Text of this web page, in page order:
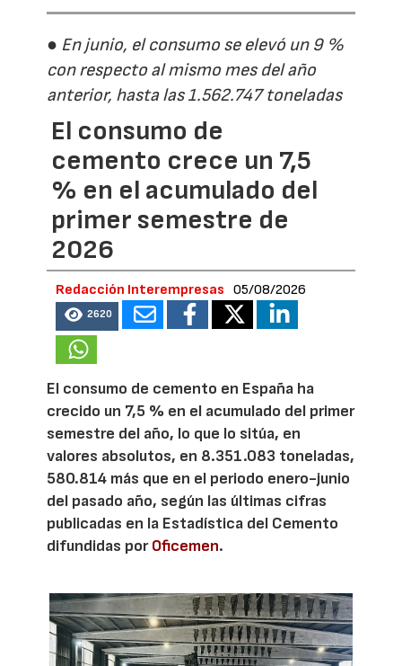
● En junio, el consumo se elevó un 9 %
con respecto al mismo mes del año
anterior, hasta las 1.562.747 toneladas
El consumo de
cemento crece un 7,5
% en el acumulado del
primer semestre de
2026
Redacción Interempresas 05/08/2026
2620
El consumo de cemento en España ha
crecido un 7,5 % en el acumulado del primer
semestre del año, lo que lo sitúa, en
valores absolutos, en 8.351.083 toneladas,
580.814 más que en el periodo enero-junio
del pasado año, según las últimas cifras
publicadas en la Estadística del Cemento
difundidas porOficemen.